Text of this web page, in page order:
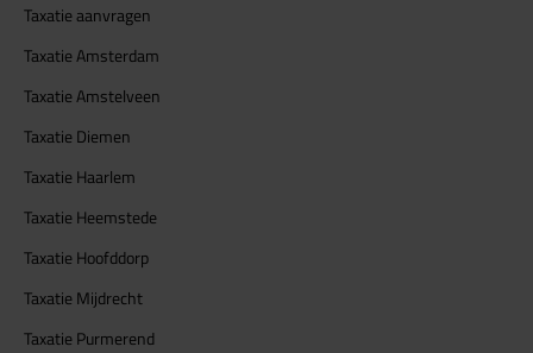
Taxatie aanvragen
Taxatie Amsterdam
Taxatie Amstelveen
Taxatie Diemen
Taxatie Haarlem
Taxatie Heemstede
Taxatie Hoofddorp
Taxatie Mijdrecht
Taxatie Purmerend